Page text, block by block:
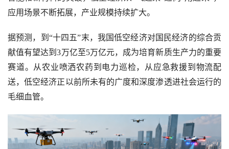
应用场景不断拓展，产业规模持续扩大。
据预测，到“十四五”末，我国低空经济对国民经济的综合贡
献值有望达到3万亿至5万亿元，成为培育新质生产力的重要
赛道。从农业喷洒农药到电力巡检，从应急救援到物流配
送，低空经济正以前所未有的广度和深度渗透进社会运行的
毛细血管。